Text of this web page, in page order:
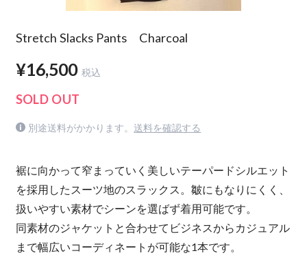
Stretch Slacks Pants Charcoal
¥16,500 税込
SOLD OUT
別途送料がかかります。 送料を確認する
裾に向かって窄まっていく美しいテーパードシルエット
を採用したスーツ地のスラックス。皺にもなりにくく、
扱いやすい素材でシーンを選ばず着用可能です。
同素材のジャケットと合わせてビジネスからカジュアル
まで幅広いコーディネートが可能な1本です。